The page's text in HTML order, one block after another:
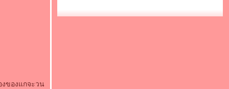
ของแกจะวน